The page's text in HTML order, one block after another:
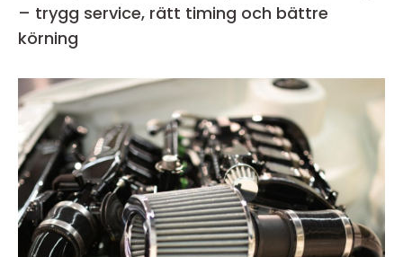
– trygg service, rätt timing och bättre
körning